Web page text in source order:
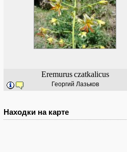
Eremurus czatkalicus
Георгий Лазьков
Находки на карте